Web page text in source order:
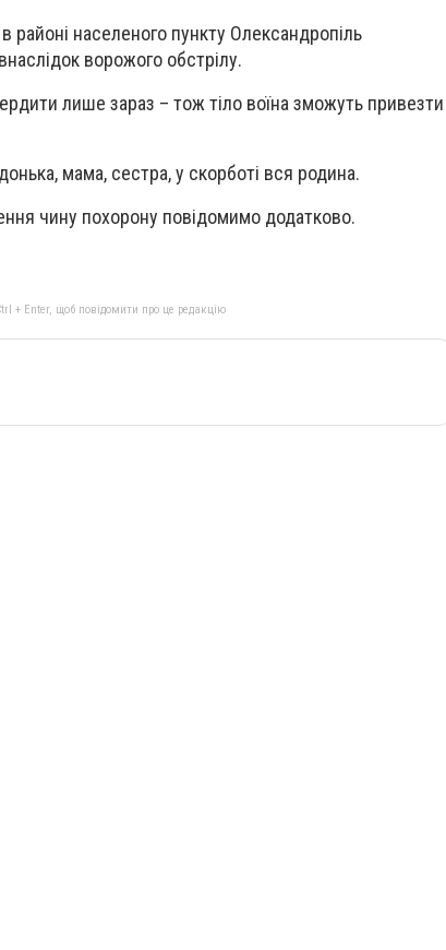
районі населеного пункту Олександропіль
ворожого обстрілу.
лише зараз – тож тіло воїна зможуть привезти
мама, сестра, у скорботі вся родина.
чину похорону повідомимо додатково.
+ Enter, щоб повідомити про це редакцію